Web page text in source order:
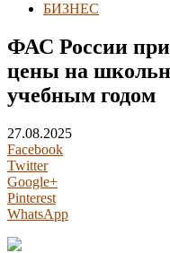
БИЗНЕС
ФАС России
цены на
учебным годом
27.08.2025
Facebook
Twitter
Google+
Pinterest
WhatsApp